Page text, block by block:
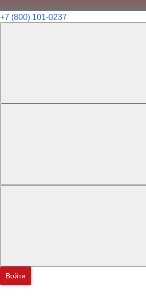
+7 (800) 101-0237
Войти